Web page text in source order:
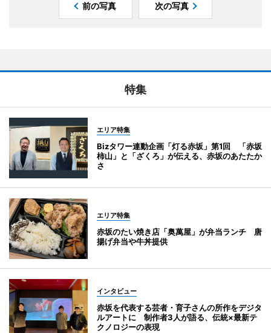
前の写真 次の写真
特集
エリア特集
Bizタワー連動企画「灯る赤坂」第1回 「赤坂
柿山」と「ざくろ」が伝える、赤坂のあたたか
さ
エリア特集
赤坂のたい焼き店「奥萬屋」が弁当ランチ 唐
揚げ弁当や牛丼提供
インタビュー
赤坂を代表する芸者・育子さんの所作をデジタ
ルアートに 制作者3人が語る、伝統×最新テ
クノロジーの表現